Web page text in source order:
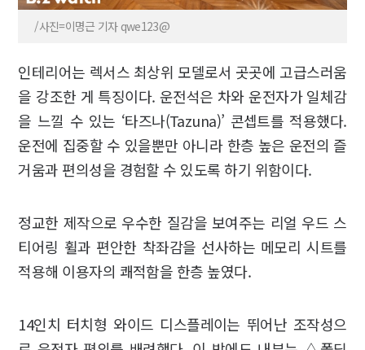
/사진=이명근 기자 qwe123@
인테리어는 렉서스 최상위 모델로서 곳곳에 고급스러움
을 강조한 게 특징이다. 운전석은 차와 운전자가 일체감
을 느낄 수 있는 ‘타즈나(Tazuna)’ 콘셉트를 적용했다.
운전에 집중할 수 있을뿐만 아니라 한층 높은 운전의 즐
거움과 편의성을 경험할 수 있도록 하기 위함이다.
정교한 제작으로 우수한 질감을 보여주는 리얼 우드 스
티어링 휠과 편안한 착좌감을 선사하는 메모리 시트를
적용해 이용자의 쾌적함을 한층 높였다.
14인치 터치형 와이드 디스플레이는 뛰어난 조작성으